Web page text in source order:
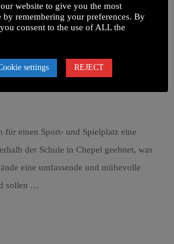
Sportplatz für
für einen Sport- und Spielplatz eine
der Schule in Chepel geebnet, was
eine umfassende und mühevolle
sollen …
website to give you the most
by remembering your preferences. By
consent to the use of ALL the
settings REJECT